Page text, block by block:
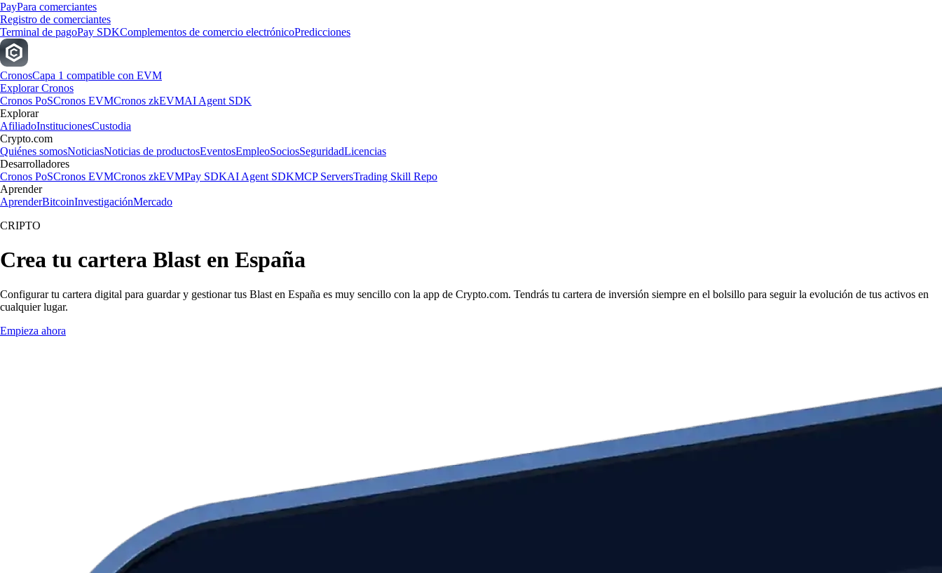
PayPara comerciantes
Registro de comerciantes
Terminal de pagoPay SDKComplementos de comercio electrónicoPredicciones
CronosCapa 1 compatible con EVM
Explorar Cronos
Cronos PoSCronos EVMCronos zkEVMAI Agent SDK
Explorar
AfiliadoInstitucionesCustodia
Crypto.com
Quiénes somosNoticiasNoticias de productosEventosEmpleoSociosSeguridadLicencias
Desarrolladores
Cronos PoSCronos EVMCronos zkEVMPay SDKAI Agent SDKMCP ServersTrading Skill Repo
Aprender
AprenderBitcoinInvestigaciónMercado
CRIPTO
Crea tu cartera Blast en España
Configurar tu cartera digital para guardar y gestionar tus Blast en España es muy sencillo con la app de Crypto.com. Tendrás tu cartera de inversión siempre en el bolsillo para seguir la evolución de tus activos en
cualquier lugar.
Empieza ahora